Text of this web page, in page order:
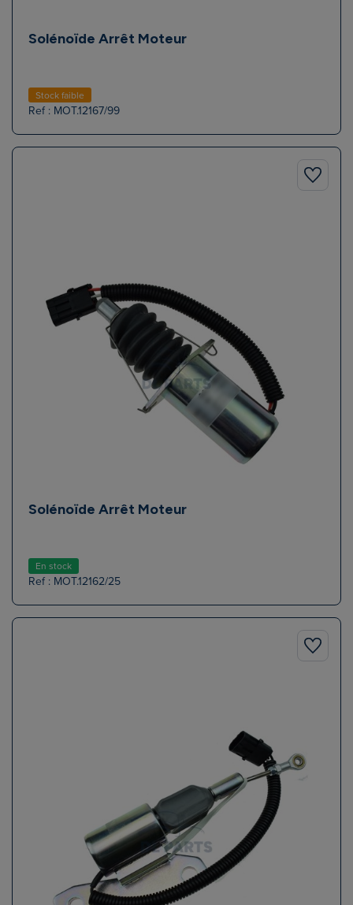
Solénoïde Arrêt Moteur
Stock faible
Ref : MOT.12167/99
Solénoïde Arrêt Moteur
En stock
Ref : MOT.12162/25